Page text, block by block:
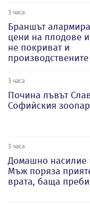
3 часа
Браншът
цени на плодове
не покриват и
3 часа
Почина лъвът
Софийския
3 часа
Домашно насилие
Мъж поряза
врата, баща